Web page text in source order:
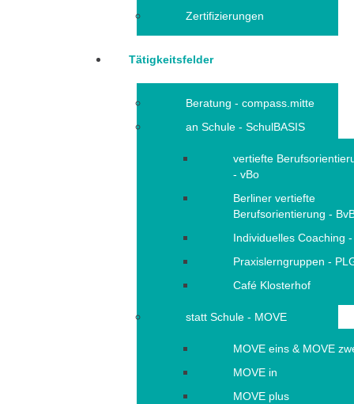
Zertifizierungen
Tätigkeitsfelder
Beratung - compass.mitte
an Schule - SchulBASIS
vertiefte
- vBo
Berliner vertiefte
Berufsorientierung -
Individuelles Coaching
Praxislerngruppen -
Café Klosterhof
statt Schule - MOVE
MOVE eins & MOVE
MOVE in
MOVE plus